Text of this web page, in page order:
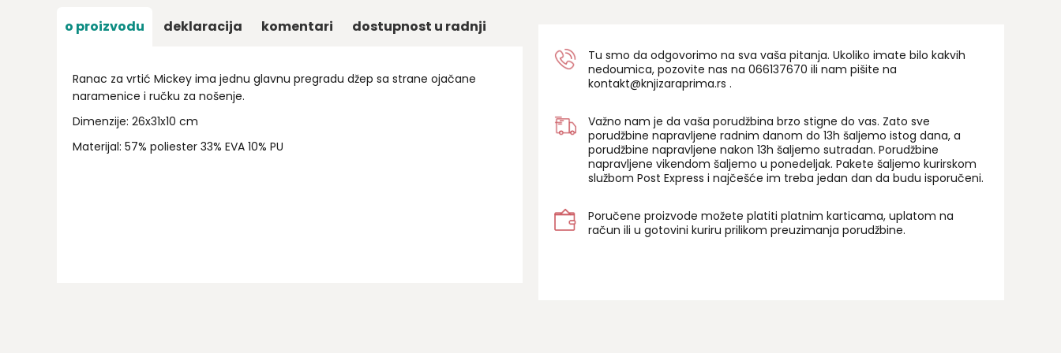
o proizvodu deklaracija komentari dostupnost u radnji
Ranac za vrtić Mickey ima jednu glavnu pregradu džep sa strane ojačane
naramenice i ručku za nošenje.
Dimenzije: 26x31x10 cm
Materijal: 57% poliester 33% EVA 10% PU
Tu smo da odgovorimo na sva vaša pitanja. Ukoliko imate bilo kakvih
nedoumica, pozovite nas na 066137670 ili nam pišite na
kontakt@knjizaraprima.rs .
Važno nam je da vaša porudžbina brzo stigne do vas. Zato sve
porudžbine napravljene radnim danom do 13h šaljemo istog dana, a
porudžbine napravljene nakon 13h šaljemo sutradan. Porudžbine
napravljene vikendom šaljemo u ponedeljak. Pakete šaljemo kurirskom
službom Post Express i najčešće im treba jedan dan da budu isporučeni.
Poručene proizvode možete platiti platnim karticama, uplatom na
račun ili u gotovini kuriru prilikom preuzimanja porudžbine.